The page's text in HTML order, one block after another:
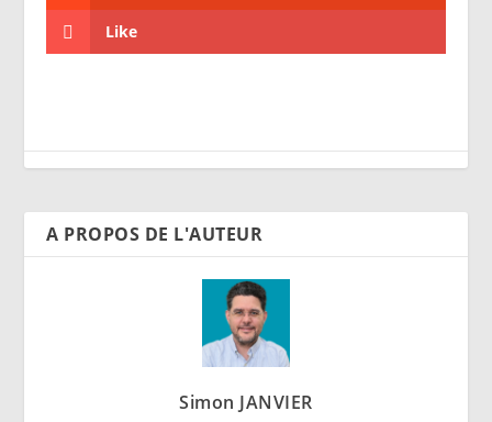
Like
A PROPOS DE L'AUTEUR
Simon JANVIER